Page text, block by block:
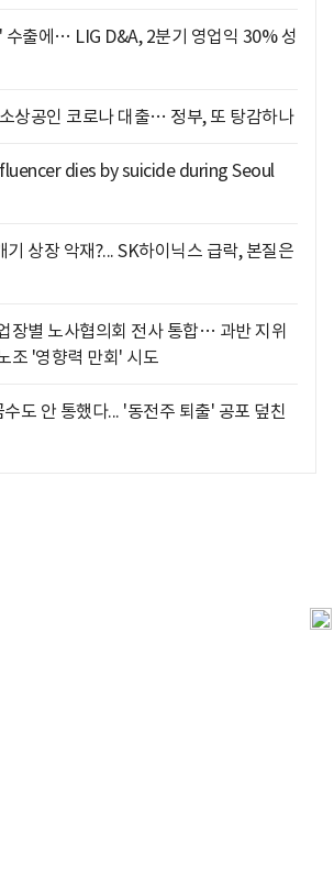
출에… LIG D&A, 2분기 영업익 30% 성
상공인 코로나 대출… 정부, 또 탕감하나
dies by suicide during Seoul
기 상장 악재?... SK하이닉스 급락, 본질은
장별 노사협의회 전사 통합… 과반 지위
조 '영향력 만회' 시도
도 안 통했다... '동전주 퇴출' 공포 덮친